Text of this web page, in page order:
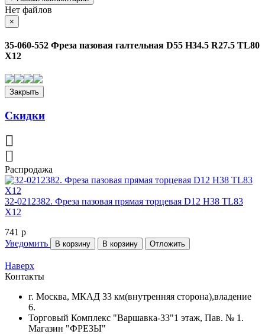
Нет файлов
×
35-060-552 Фреза пазовая галтельная D55 H34.5 R27.5 TL80
X12
Закрыть
Скидки
Распродажа
32-0212382. Фреза пазовая прямая торцевая D12 H38 TL83
Х12
741 p
Уведомить
В корзину В корзину Отложить
Наверх
Контакты
г. Москва, МКАД 33 км(внутренняя сторона),владение
6.
Торговый Комплекс "Варшавка-33"1 этаж, Пав. № 1.
Магазин "ФРЕЗЫ"